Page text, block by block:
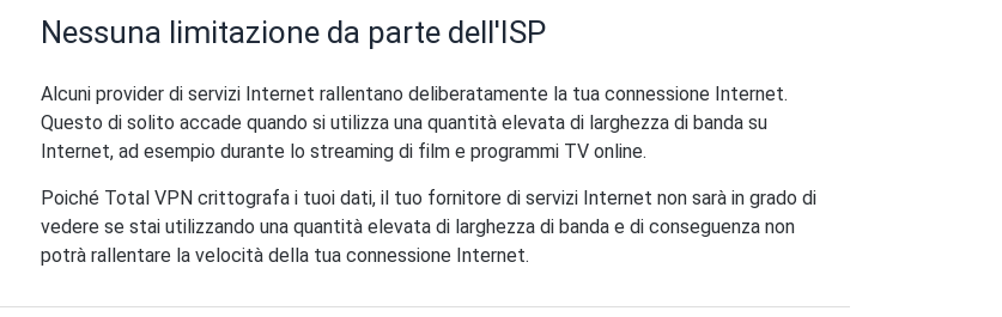
Nessuna limitazione da parte dell'ISP
Alcuni provider di servizi Internet rallentano deliberatamente la tua connessione Internet.
Questo di solito accade quando si utilizza una quantità elevata di larghezza di banda su
Internet, ad esempio durante lo streaming di film e programmi TV online.
Poiché Total VPN crittografa i tuoi dati, il tuo fornitore di servizi Internet non sarà in grado di
vedere se stai utilizzando una quantità elevata di larghezza di banda e di conseguenza non
potrà rallentare la velocità della tua connessione Internet.